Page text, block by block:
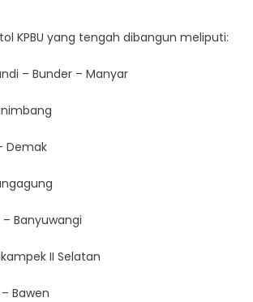
KPBU yang tengah dibangun meliputi:
– Bunder – Manyar
Demak
Banyuwangi
II Selatan
Bawen